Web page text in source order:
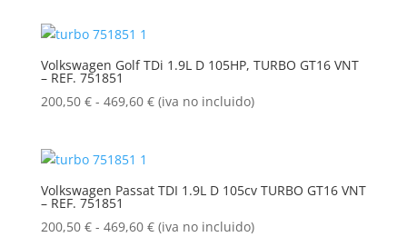
200,50 €
469,60 €
Volkswagen Golf TDi 1.9L D 105HP, TURBO GT16 VNT
– REF. 751851
200,50 € - 469,60 €Rango
200,50 €
469,60 €
(iva no incluido)
Volkswagen Passat TDI 1.9L D 105cv TURBO GT16 VNT
– REF. 751851
200,50 € - 469,60 €Rango
(iva no incluido)